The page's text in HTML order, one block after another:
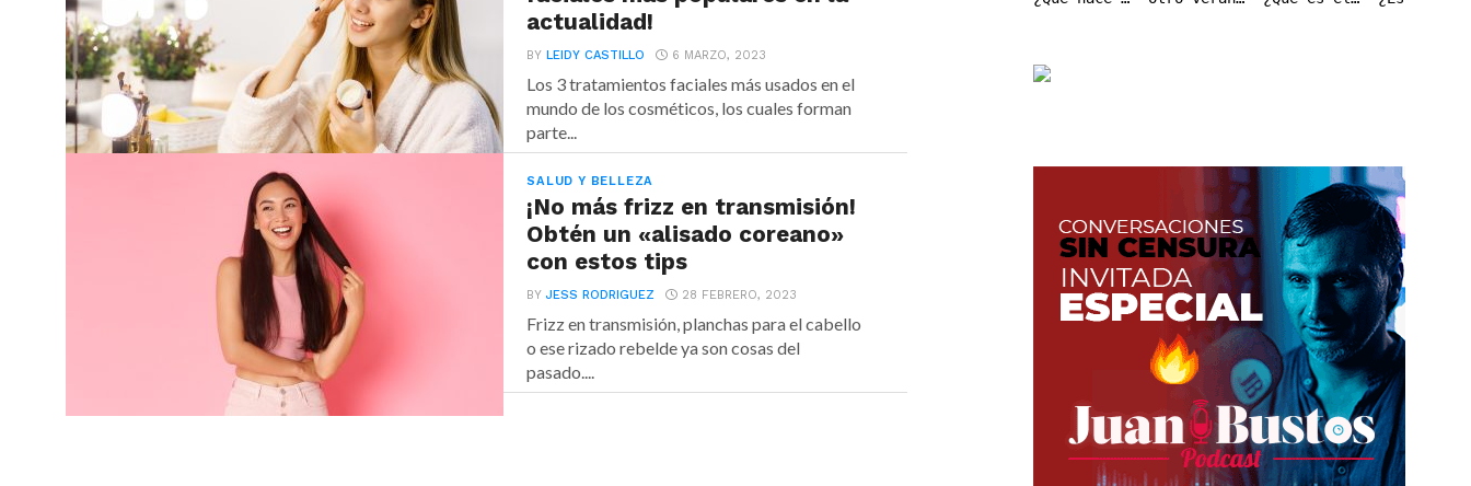
actualidad!
BYLEIDY CASTILLO 6 MARZO, 2023
Los 3 tratamientos faciales más usados en el
mundo de los cosméticos, los cuales forman
parte...
SALUD Y BELLEZA
¡No más frizz en transmisión!
Obtén un «alisado coreano»
con estos tips
BYJESS RODRIGUEZ 28 FEBRERO, 2023
Frizz en transmisión, planchas para el cabello
o ese rizado rebelde ya son cosas del
pasado....